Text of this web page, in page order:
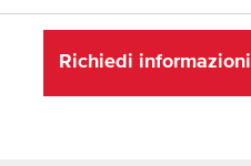
Richiedi informazioni